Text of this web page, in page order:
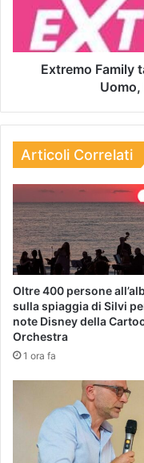
Extremo Family
Articoli Correlati
​Oltre 400 persone
sulla spiaggia di Silvi
note Disney della
Orchestra
1 ora fa